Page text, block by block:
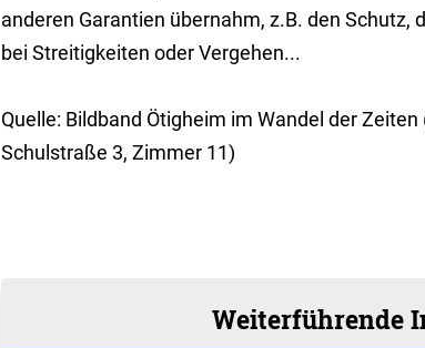
anderen Garantien übernahm, z.B. den Schutz,
bei Streitigkeiten oder Vergehen...
Quelle: Bildband Ötigheim im Wandel der
Schulstraße 3, Zimmer 11)
Weiterführende